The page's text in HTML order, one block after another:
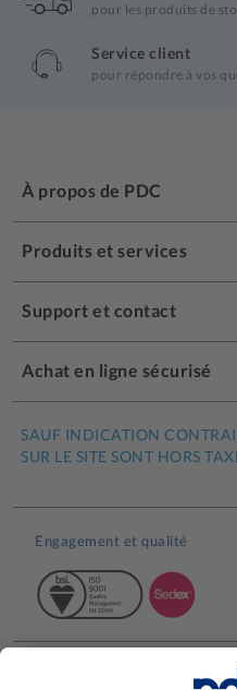
pour les produits de
Service client
pour répondre à vos
À propos de PDC
Produits et services
Support et contact
Achat en ligne sécurisé
SAUF INDICATION
SUR LE SITE SONT HORS
Engagement et qualité